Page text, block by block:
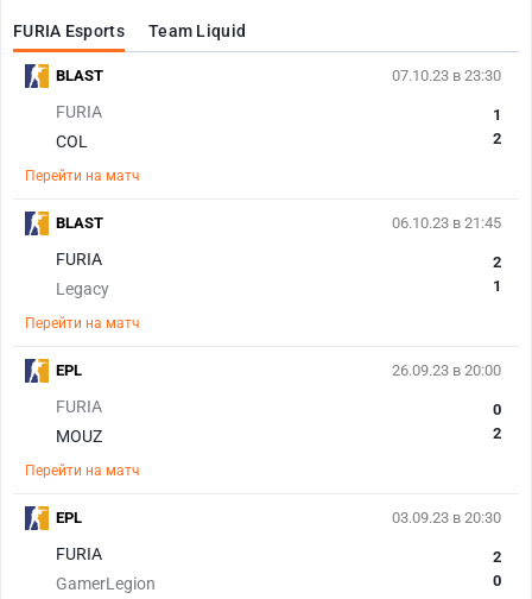
FURIA Esports Team Liquid
07.10.23 в 23:30
FURIA
COL
1
2
Перейти на матч
BLAST
06.10.23 в 21:45
FURIA
Legacy
2
1
Перейти на матч
BLAST
26.09.23 в 20:00
FURIA
MOUZ
0
2
Перейти на матч
EPL
03.09.23 в 20:30
FURIA
GamerLegion
2
0
EPL